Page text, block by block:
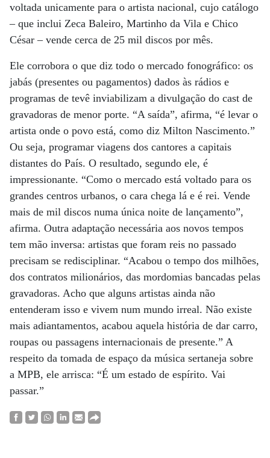
voltada unicamente para o artista nacional, cujo catálogo
– que inclui Zeca Baleiro, Martinho da Vila e Chico
César – vende cerca de 25 mil discos por mês.
Ele corrobora o que diz todo o mercado fonográfico: os
jabás (presentes ou pagamentos) dados às rádios e
programas de tevê inviabilizam a divulgação do cast de
gravadoras de menor porte. “A saída”, afirma, “é levar o
artista onde o povo está, como diz Milton Nascimento.”
Ou seja, programar viagens dos cantores a capitais
distantes do País. O resultado, segundo ele, é
impressionante. “Como o mercado está voltado para os
grandes centros urbanos, o cara chega lá e é rei. Vende
mais de mil discos numa única noite de lançamento”,
afirma. Outra adaptação necessária aos novos tempos
tem mão inversa: artistas que foram reis no passado
precisam se redisciplinar. “Acabou o tempo dos milhões,
dos contratos milionários, das mordomias bancadas pelas
gravadoras. Acho que alguns artistas ainda não
entenderam isso e vivem num mundo irreal. Não existe
mais adiantamentos, acabou aquela história de dar carro,
roupas ou passagens internacionais de presente.” A
respeito da tomada de espaço da música sertaneja sobre
a MPB, ele arrisca: “É um estado de espírito. Vai
passar.”